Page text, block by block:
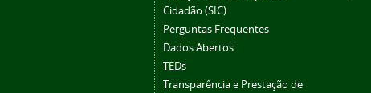
Cidadão (SIC)
Perguntas Frequentes
Dados Abertos
TEDs
Transparência e Prestação de